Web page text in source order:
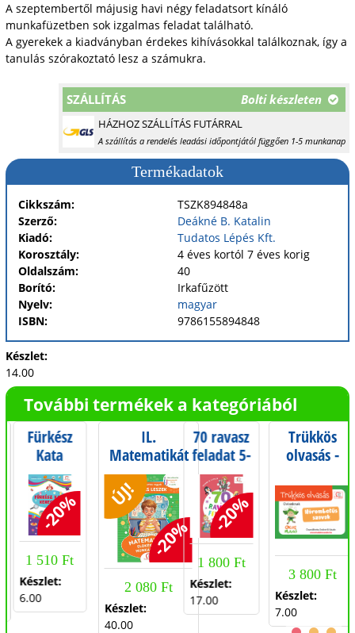
A szeptembertől májusig havi négy feladatsort kínáló
munkafüzetben sok izgalmas feladat található.
A gyerekek a kiadványban érdekes kihívásokkal találkoznak, így a
tanulás szórakoztató lesz a számukra.
SZÁLLÍTÁS Bolti készleten
HÁZHOZ SZÁLLÍTÁS FUTÁRRAL
A szállítás a rendelés leadási időpontjától függően 1-5 munkanap
Termékadatok
Cikkszám:
TSZK894848a
Szerző:
Deákné B. Katalin
Kiadó:
Tudatos Lépés Kft.
Korosztály:
4 éves kortól 7 éves korig
Oldalszám:
40
Borító:
Irkafűzött
Nyelv:
magyar
ISBN:
9786155894848
Készlet:
14.00
További termékek a kategóriából
Fürkész
Kata
keresgél
-20%
1 510 Ft
Készlet:
6.00
IL.
Matematikát
előkészítő
munkafüzet -
Iskola-
előkészítés
szeptembertől
májusig - 0.
osztály
-20%
ÚJ!
2 080 Ft
Készlet:
40.00
70 ravasz
feladat 5-
8
éveseknek
-20%
1 800 Ft
Készlet:
17.00
Trükkös
olvasás -
szavak
3 800 Ft
Készlet:
7.00